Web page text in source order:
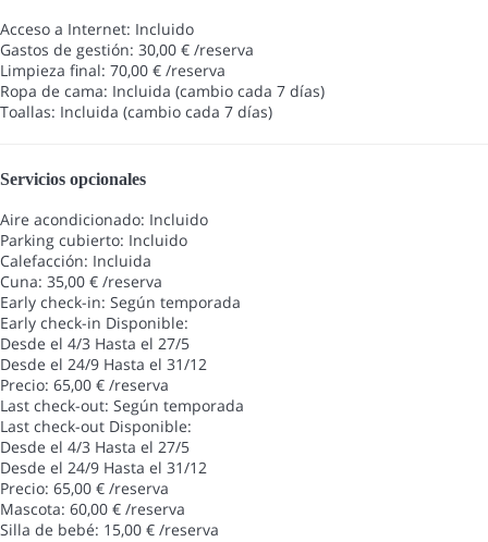
Acceso a Internet: Incluido
Gastos de gestión: 30,00 € /reserva
Limpieza final: 70,00 € /reserva
Ropa de cama: Incluida (cambio cada 7 días)
Toallas: Incluida (cambio cada 7 días)
Servicios opcionales
Aire acondicionado: Incluido
Parking cubierto: Incluido
Calefacción: Incluida
Cuna: 35,00 € /reserva
Early check-in: Según temporada
Early check-in Disponible:
Desde el 4/3 Hasta el 27/5
Desde el 24/9 Hasta el 31/12
Precio: 65,00 € /reserva
Last check-out: Según temporada
Last check-out Disponible:
Desde el 4/3 Hasta el 27/5
Desde el 24/9 Hasta el 31/12
Precio: 65,00 € /reserva
Mascota: 60,00 € /reserva
Silla de bebé: 15,00 € /reserva